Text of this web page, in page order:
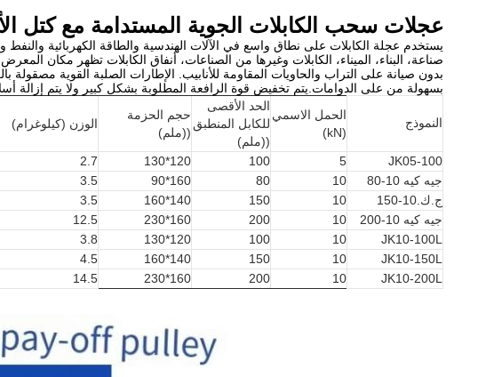
عجلات سحب الكابلات الجوية المستدامة مع كتل
يستخدم عجلة الكابلات على نطاق واسع في الآلات الهندسية والطاقة الكهربائية والنفط
صناعة، البناء، الميناء، الكابلات وغيرها من الصناعات، أنفاق الكابلات تظهر مكان
بدون صيانة على التراب والحاويات المقاومة للأنابيب. الإطارات الصلبة القوية
بسهولة من على الدوامات.يتم تخفيض قوة الرافعة المطلوبة بشكل كبير ولا يتم إزالة
النموذج
الحمل الاسمي
(kN)
الحد الأقصى
للكابل المنطبق
((ملم)
حجم الحزمة
((ملم)
الوزن (كيلوغرام)
JK05-100
5
100
120*130
2.7
جيه كيه 10-80 10
80
160*90
3.5
ج.ك.10-150
10
150
140*160
3.5
جيه كيه 10-200
10
200
160*230
12.5
JK10-100L
10
100
120*130
3.8
JK10-150L
10
150
140*160
4.5
JK10-200L
10
200
160*230
14.5